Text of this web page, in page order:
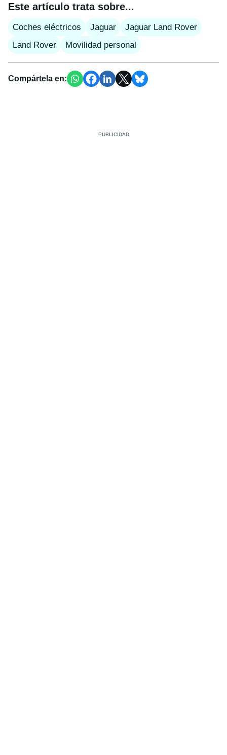
Este artículo trata sobre...
Coches eléctricos Jaguar
Jaguar Land Rover
Land Rover
Movilidad personal
Compártela en: